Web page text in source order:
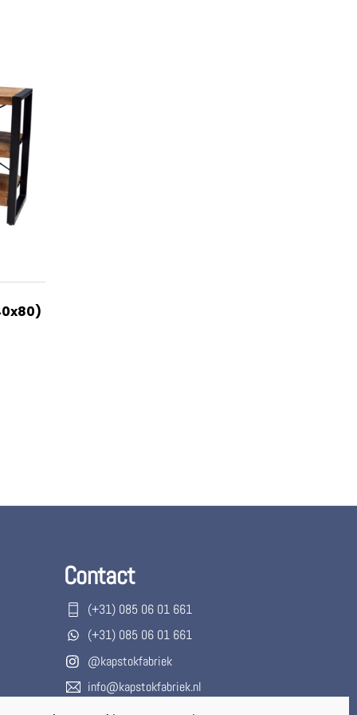
Contact
(+31) 085 06 01 661
(+31) 085 06 01 661
@kapstokfabriek
info@kapstokfabriek.nl